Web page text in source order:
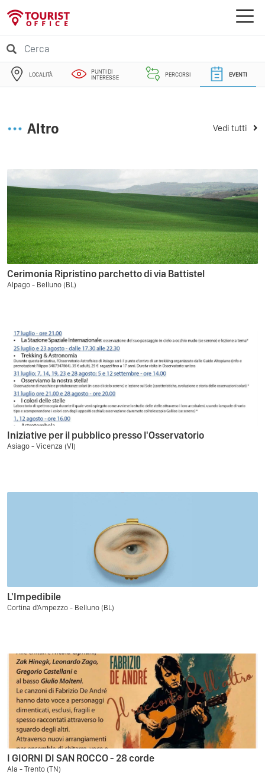
LOCALITÀ
PUNTI DI
INTERESSE
PERCORSI EVENTI
Altro Vedi tutti
Cerimonia Ripristino parchetto di via Battistel
Alpago - Belluno (BL)
Iniziative per il pubblico presso l'Osservatorio
Asiago - Vicenza (VI)
L'Impedibile
Cortina d'Ampezzo - Belluno (BL)
I GIORNI DI SAN ROCCO - 28 corde
Ala - Trento (TN)